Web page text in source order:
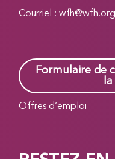
Courriel :wfh@wfh.org
Formulaire de
Offres d’emploi